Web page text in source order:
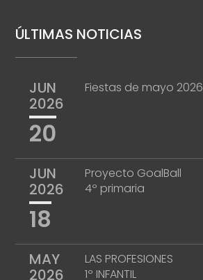
ÚLTIMAS NOTICIAS
JUN
2026
20
Fiestas de mayo 2026
JUN
2026
18
Proyecto GoalBall
4º primaria
MAY
2026
LAS PROFESIONES
1º INFANTIL